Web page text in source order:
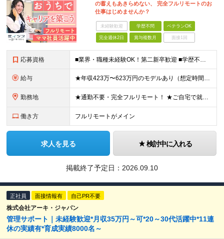
の蓄えもあきらめない、 完全フルリモートのお
仕事はじめませんか？
未経験歓迎 学歴不問 ベテランOK
完全週休2日 賞与複数月 面接1回
応募資格 ■業界・職種未経験OK！第二新卒歓迎 ■学歴不問 ■営業や販売サービス業・カスタマーサポートなど、顧客折衝経験をお持ちの方 ＜契約更新あり＞ 初回2ヵ月、2回目3ヵ月、3回目以降6ヵ月 ※目標の達
給与 ★年収423万〜623万円のモデルあり（想定時間外手当10時間分含む） ★半年に一度ドカンと支給のボーナスあり（半年に1度最大150万円） 月給25万円〜＋各種手当＋インセンティブ ＊リモートワーク
勤務地 ★通勤不要・完全フルリモート！ ★ご自宅で就業いただきます ……………………………………… 東京都品川区北品川5-1-18 住友不動産大崎ツインビル東館 ┗JR山手線・埼京線・湘南新宿ライン・りんかい
働き方 フルリモートがメイン
求人を見る 検討中に入れる
掲載終了予定日： 2026.09.10
正社員 面接情報有 自己PR不要
株式会社アーキ・ジャパン
管理サポート｜未経験歓迎*月収35万円～可*20～30代活躍中*11連
休の実績有*育成実績8000名～